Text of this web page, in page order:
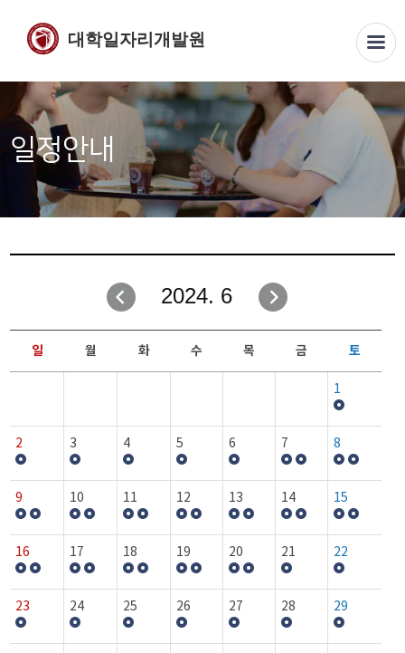
대학일자리개발원
일정안내
2024. 6
일 월 화 수 목 금 토
1
2 3 4 5 6 7 8
9 10 11 12 13 14 15
16 17 18 19 20 21 22
23 24 25 26 27 28 29